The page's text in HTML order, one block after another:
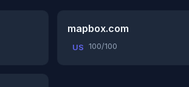
mapbox.com
US 100/100